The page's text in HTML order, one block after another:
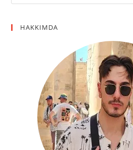
HAKKIMDA